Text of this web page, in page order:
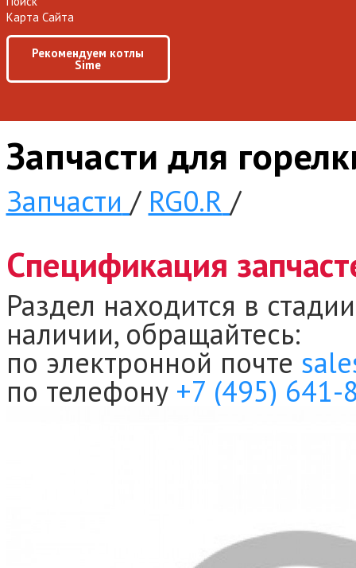
Карта Сайта
Рекомендуем котлы
Sime
Запчасти для
Запчасти / RG0.R /
Спецификация
Раздел находится в
наличии, обращайтесь:
по электронной почте
по телефону +7 (495) 641-